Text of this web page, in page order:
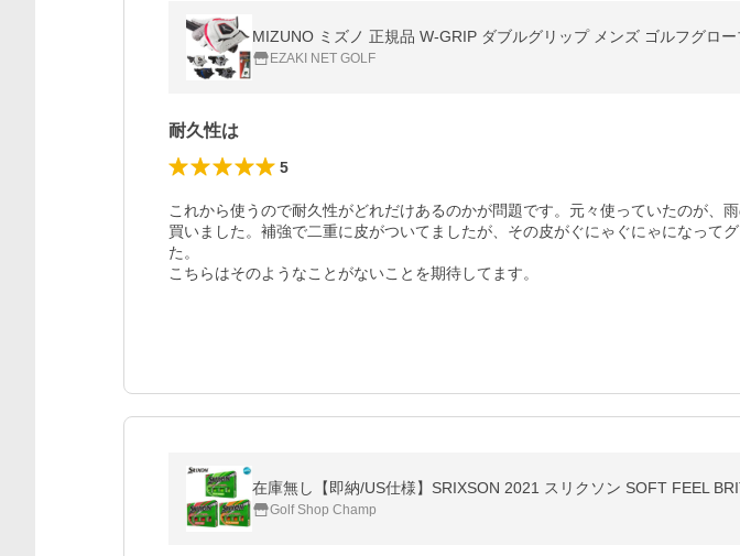
MIZUNO ミズノ 正規品 W-GRIP ダブルグリップ メンズ ゴルフグロー
EZAKI NET GOLF
耐久性は
5
これから使うので耐久性がどれだけあるのかが問題です。元々使っていたのが、
買いました。補強で二重に皮がついてましたが、その皮がぐにゃぐにゃになって
た。
こちらはそのようなことがないことを期待してます。
在庫無し【即納/US仕様】SRIXSON 2021 スリクソン SOFT FEEL
Golf Shop Champ